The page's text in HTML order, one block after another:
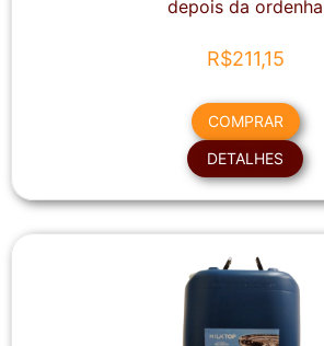
depois da ordenha
R$211,15
COMPRAR
DETALHES